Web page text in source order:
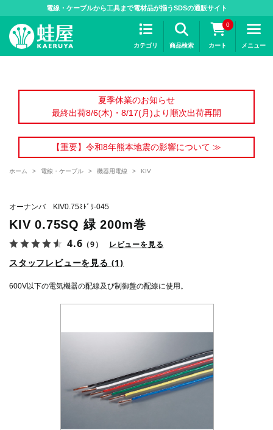
電線・ケーブルから工具まで電材品が揃うSDSの通販サイト
カテゴリ 商品検索
0
カート メニュー
夏季休業のお知らせ
最終出荷8/6(木)・8/17(月)より順次出荷再開
【重要】令和8年熊本地震の影響について ≫
ホーム > 電線・ケーブル > 機器用電線 > KIV
オーナンバ KIV0.75ﾐﾄﾞﾘ-045
KIV 0.75SQ 緑 200m巻
4.6 （9） レビューを見る
スタッフレビューを見る (1)
600V以下の電気機器の配線及び制御盤の配線に使用。